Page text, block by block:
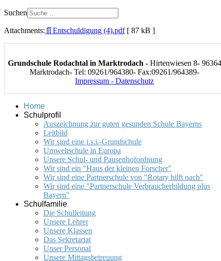
Suchen
Attachments: 📄 Entschuldigung (4).pdf[ 87 kB ]
Grundschule Rodachtal in Marktrodach - Hirtenwiesen 8- 96364
Marktrodach- Tel: 09261/964380- Fax:09261/964389-
Impressum - Datenschutz
Home
Schulprofil
Auszeichnung zur guten gesunden Schule Bayerns
Leitbild
Wir sind eine i.s.i.-Grundschule
Umweltschule in Europa
Unsere Schul- und Pausenhofordnung
Wir sind ein "Haus der kleinen Forscher"
Wir sind eine Partnerschule von "Rotary hilft nach"
Wir sind eine "Partnerschule Verbraucherbildung plus
Bayern"
Schulfamilie
Die Schulleitung
Unsere Lehrer
Unsere Klassen
Das Sekretariat
Unser Personal
Unsere Mittagsbetreuung